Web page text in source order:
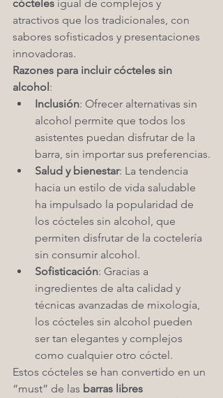
cócteles igual de complejos y
atractivos que los tradicionales, con
sabores sofisticados y presentaciones
innovadoras.
Razones para incluir cócteles sin
alcohol:
Inclusión: Ofrecer alternativas sin
alcohol permite que todos los
asistentes puedan disfrutar de la
barra, sin importar sus preferencias.
Salud y bienestar: La tendencia
hacia un estilo de vida saludable
ha impulsado la popularidad de
los cócteles sin alcohol, que
permiten disfrutar de la coctelería
sin consumir alcohol.
Sofisticación: Gracias a
ingredientes de alta calidad y
técnicas avanzadas de mixología,
los cócteles sin alcohol pueden
ser tan elegantes y complejos
como cualquier otro cóctel.
Estos cócteles se han convertido en un
“must” de las barras libres